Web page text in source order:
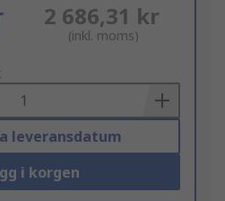
2 686,31 kr
(inkl. moms)
leveransdatum
i korgen